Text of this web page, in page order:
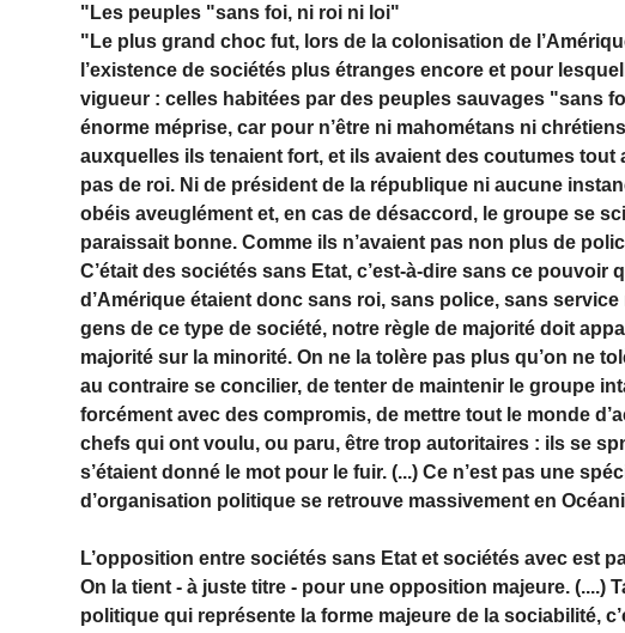
"Les peuples "sans foi, ni roi ni loi"
"Le plus grand choc fut, lors de la colonisation de
l’existence de sociétés plus étranges encore et pour
vigueur : celles habitées par des peuples sauvages "sans
énorme méprise, car pour n’être ni mahométans ni
auxquelles ils tenaient fort, et ils avaient des coutumes
pas de roi. Ni de président de la république ni aucune
obéis aveuglément et, en cas de désaccord, le groupe se
paraissait bonne. Comme ils n’avaient pas non plus de
C’était des sociétés sans Etat, c’est-à-dire sans ce
d’Amérique étaient donc sans roi, sans police, sans
gens de ce type de société, notre règle de majorité doit
majorité sur la minorité. On ne la tolère pas plus qu’on ne
au contraire se concilier, de tenter de maintenir le groupe
forcément avec des compromis, de mettre tout le monde
chefs qui ont voulu, ou paru, être trop autoritaires : ils se
s’étaient donné le mot pour le fuir. (...) Ce n’est pas une
d’organisation politique se retrouve massivement en
L’opposition entre sociétés sans Etat et sociétés avec est
On la tient - à juste titre - pour une opposition majeure. (....)
politique qui représente la forme majeure de la sociabilité,